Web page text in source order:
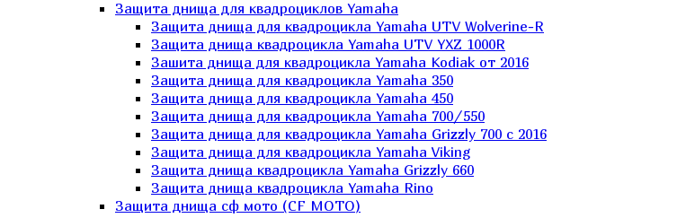
Защита днища для квадроциклов Yamaha
Защита днища для квадроцикла Yamaha UTV Wolverine-R
Защита днища квадроцикла Yamaha UTV YXZ 1000R
Зашита днища для квадроцикла Yamaha Kodiak от 2016
Защита днища для квадроцикла Yamaha 350
Защита днища для квадроцикла Yamaha 450
Защита днища для квадроцикла Yamaha 700/550
Защита днища для квадроцикла Yamaha Grizzly 700 с 2016
Защита днища для квадроцикла Yamaha Viking
Защита днища квадроцикла Yamaha Grizzly 660
Защита днища квадроцикла Yamaha Rino
Защита днища сф мото (CF MOTO)